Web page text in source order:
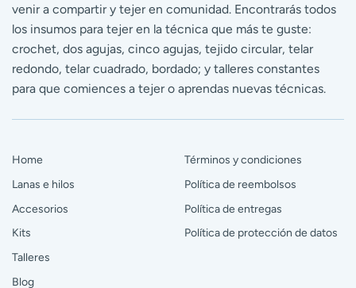
venir a compartir y tejer en comunidad. Encontrarás todos
los insumos para tejer en la técnica que más te guste:
crochet, dos agujas, cinco agujas, tejido circular, telar
redondo, telar cuadrado, bordado; y talleres constantes
para que comiences a tejer o aprendas nuevas técnicas.
Home
Lanas e hilos
Accesorios
Kits
Talleres
Blog
Términos y condiciones
Política de reembolsos
Política de entregas
Política de protección de datos